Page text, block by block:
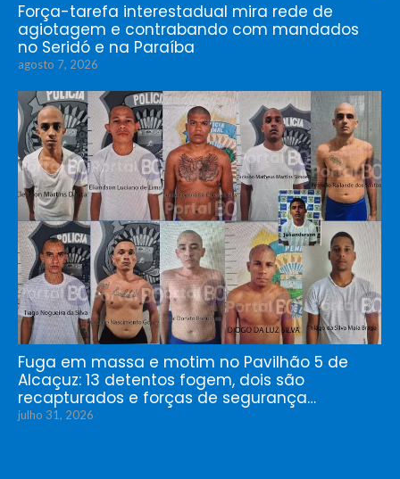
Força-tarefa interestadual mira rede de
agiotagem e contrabando com mandados
no Seridó e na Paraíba
agosto 7, 2026
Fuga em massa e motim no Pavilhão 5 de
Alcaçuz: 13 detentos fogem, dois são
recapturados e forças de segurança…
julho 31, 2026